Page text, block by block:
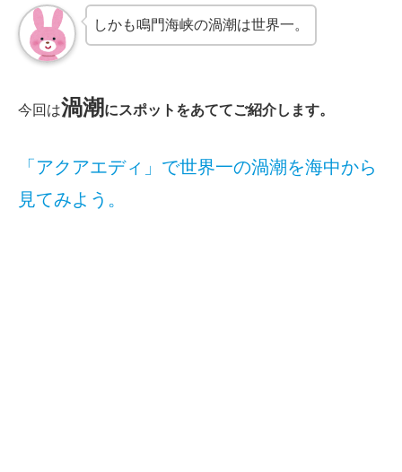
しかも鳴門海峡の渦潮は世界一。
今回は渦潮 にスポットをあててご紹介します。
「アクアエディ」で世界一の渦潮を海中から
見てみよう。